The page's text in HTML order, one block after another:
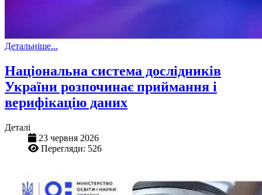
Детальніше...
Національна система дослідників
України розпочинає приймання і
верифікацію даних
Деталі
23 червня 2026
Перегляди: 526